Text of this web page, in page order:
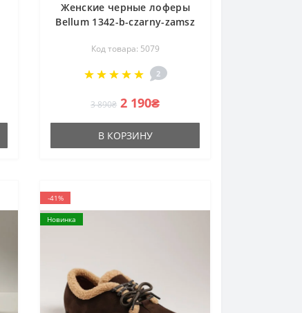
Женские черные лоферы
Bellum 1342-b-czarny-zamsz
натурального велюра от
польской фабрики
Код товара: 5079
2
3 890₴ 2 190₴
В КОРЗИНУ
-41%
Новинка